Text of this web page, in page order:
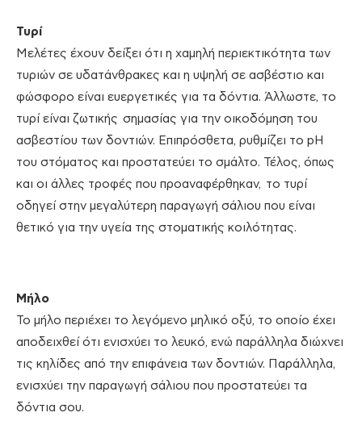
Τυρί
Μελέτες έχουν δείξει ότι η χαμηλή περιεκτικότητα των
τυριών σε υδατάνθρακες και η υψηλή σε ασβέστιο και
φώσφορο είναι ευεργετικές για τα δόντια. Άλλωστε, το
τυρί είναι ζωτικής σημασίας για την οικοδόμηση του
ασβεστίου των δοντιών. Επιπρόσθετα, ρυθμίζει το pH
του στόματος και προστατεύει το σμάλτο. Τέλος, όπως
και οι άλλες τροφές που προαναφέρθηκαν, το τυρί
οδηγεί στην μεγαλύτερη παραγωγή σάλιου που είναι
θετικό για την υγεία της στοματικής κοιλότητας.
Μήλο
Το μήλο περιέχει το λεγόμενο μηλικό οξύ, το οποίο έχει
αποδειχθεί ότι ενισχύει το λευκό, ενώ παράλληλα διώχνει
τις κηλίδες από την επιφάνεια των δοντιών. Παράλληλα,
ενισχύει την παραγωγή σάλιου που προστατεύει τα
δόντια σου.